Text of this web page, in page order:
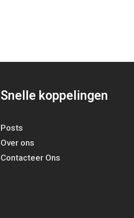
Snelle koppelingen
Posts
Over ons
Contacteer Ons